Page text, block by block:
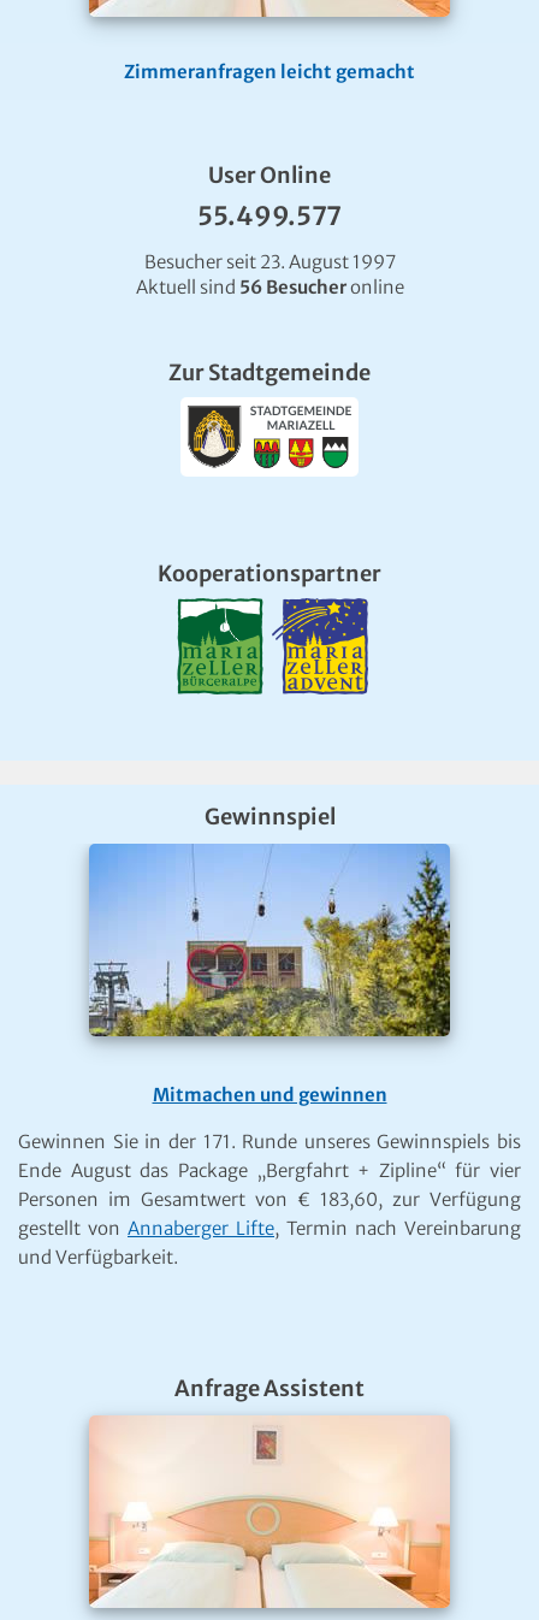
Zimmeranfragen leicht gemacht
User Online
55.499.577
Besucher seit 23. August 1997
Aktuell sind 56 Besucheronline
Zur Stadtgemeinde
Kooperationspartner
Gewinnspiel
Mitmachen und gewinnen
Gewinnen Sie in der 171. Runde unseres Gewinnspiels bis
Ende August das Package „Bergfahrt + Zipline“ für vier
Personen im Gesamtwert von € 183,60, zur Verfügung
gestellt von Annaberger Lifte, Termin nach Vereinbarung
und Verfügbarkeit.
Anfrage Assistent